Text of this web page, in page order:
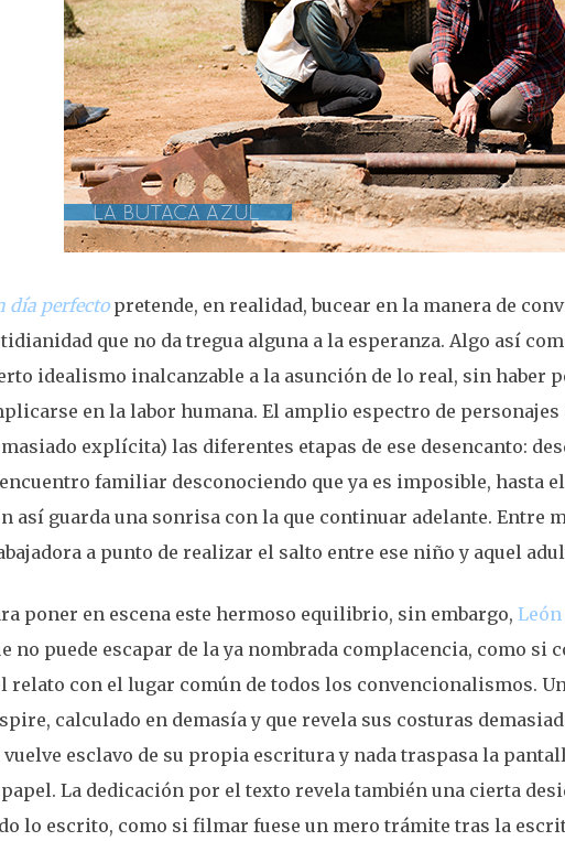
día perfectopretende, en realidad, bucear en la manera de
que no da tregua alguna a la esperanza. Algo así
idealismo inalcanzable a la asunción de lo real, sin haber
en la labor humana. El amplio espectro de
explícita) las diferentes etapas de ese desencanto:
familiar desconociendo que ya es imposible, hasta
así guarda una sonrisa con la que continuar adelante. Entre
a punto de realizar el salto entre ese niño y aquel
poner en escena este hermoso equilibrio, sin embargo,
no puede escapar de la ya nombrada complacencia, como
relato con el lugar común de todos los convencionalismos.
calculado en demasía y que revela sus costuras
vuelve esclavo de su propia escritura y nada traspasa la
La dedicación por el texto revela también una cierta
lo escrito, como si filmar fuese un mero trámite tras la